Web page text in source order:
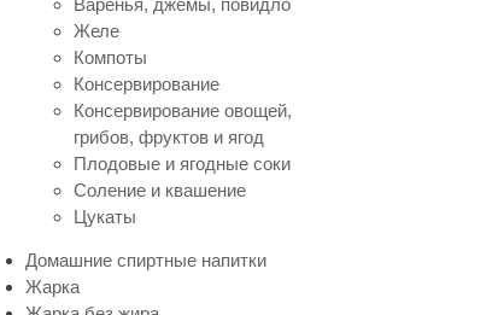
Варенья, джемы, повидло
Желе
Компоты
Консервирование
Консервирование овощей,
грибов, фруктов и ягод
Плодовые и ягодные соки
Соление и квашение
Цукаты
Домашние спиртные напитки
Жарка